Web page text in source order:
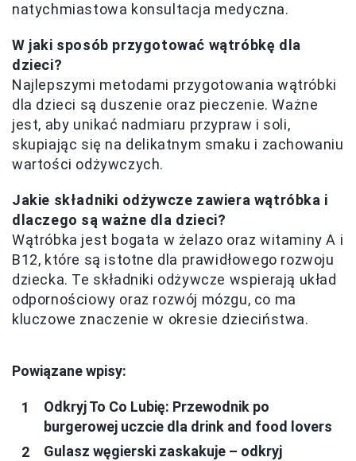
natychmiastowa konsultacja medyczna.
W jaki sposób przygotować wątróbkę dla
dzieci?
Najlepszymi metodami przygotowania wątróbki
dla dzieci są duszenie oraz pieczenie. Ważne
jest, aby unikać nadmiaru przypraw i soli,
skupiając się na delikatnym smaku i zachowaniu
wartości odżywczych.
Jakie składniki odżywcze zawiera wątróbka i
dlaczego są ważne dla dzieci?
Wątróbka jest bogata w żelazo oraz witaminy A i
B12, które są istotne dla prawidłowego rozwoju
dziecka. Te składniki odżywcze wspierają układ
odpornościowy oraz rozwój mózgu, co ma
kluczowe znaczenie w okresie dzieciństwa.
Powiązane wpisy:
Odkryj To Co Lubię: Przewodnik po
burgerowej uczcie dla drink and food lovers
Gulasz węgierski zaskakuje – odkryj